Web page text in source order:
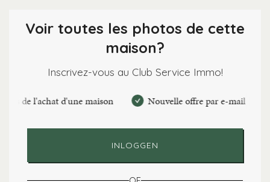
Voir toutes les photos de cette
maison?
Inscrivez-vous au Club Service Immo!
d'une maison Nouvelle offre par e-mail
INLOGGEN